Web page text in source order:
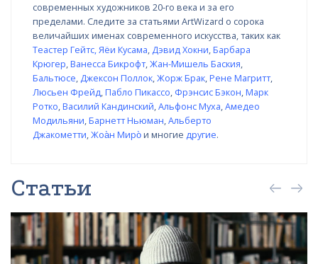
современных художников 20-го века и за его
пределами. Следите за статьями ArtWizard о сорока
величайших именах современного искусства, таких как
Теастер Гейтс,Яёи Кусама, Дэвид Хокни,Барбара
Крюгер,Ванесса Бикрофт,Жан-Мишель Баския,
Бальтюсе, Джексон Поллок,Жорж Брак,Рене Магритт,
Люсьен Фрейд,Пабло Пикассо, Фрэнсис Бэкон,Марк
Ротко,Василий Кандинский,Альфонс Муха,Амедео
Модильяни,Барнетт Ньюман,Альберто
Джакометти,Жоа̀н Миро̀и многие другие.
Статьи